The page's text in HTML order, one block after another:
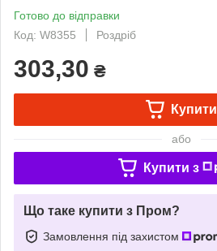
Готово до відправки
Код: W8355
Роздріб
303,30 ₴
Купити
або
Купити з
Що таке купити з Пром?
Замовлення під захистом